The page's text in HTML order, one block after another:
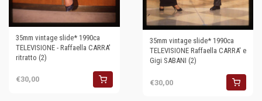
35mm vintage slide* 1990ca
TELEVISIONE - Raffaella CARRA'
ritratto (2)
€30,00
35mm vintage slide* 1990ca
TELEVISIONE Raffaella CARRA' e
Gigi SABANI (2)
€30,00